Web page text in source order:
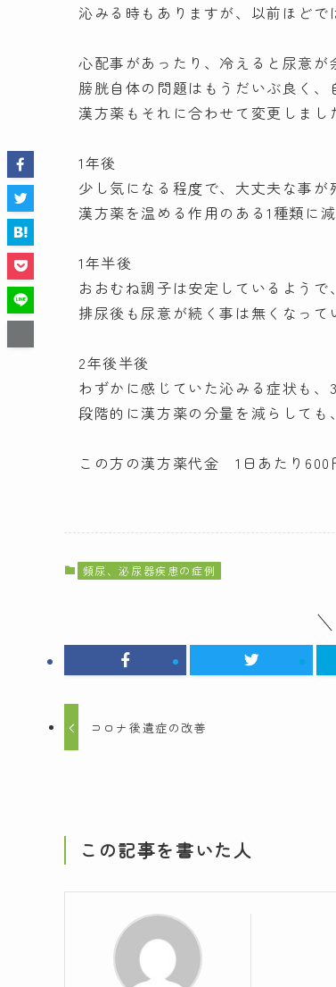
沁みる時もありますが、以前ほどで
心配事があったり、冷えると尿意が
膀胱自体の問題はもうだいぶ良く、
漢方薬もそれに合わせて変更しまし
1年後
少し気になる程度で、大丈夫な事が
漢方薬を温める作用のある1種類に減
1年半後
おおむね調子は安定しているようで
排尿後も尿意が続く事は無くなって
2年後半後
わずかに感じていた沁みる症状も、
段階的に漢方薬の分量を減らしても
この方の漢方薬代金 1日あたり600
頻尿、泌尿器疾患の症例
コロナ後遺症の改善
この記事を書いた人